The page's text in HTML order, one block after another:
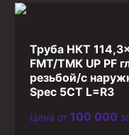
Труба НКТ
FMT/ТМК UP PF
резьбой/с
Spec 5CT L=R3
Цена от 100 000